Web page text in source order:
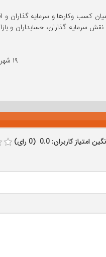
کسب وکارها و سرمایه گذاران و
سرمایه گذاران، حسابداران و
۱۹ شهریور ۱۴۰۰
امتیاز کاربران: 0.0 (0 رای)